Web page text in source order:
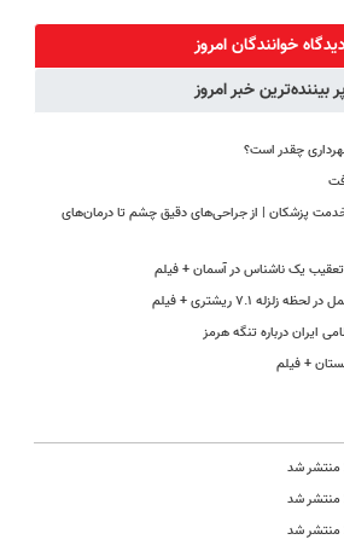
مقاوم |
قسطی
خوانندگان امروز
بیننده‌ترین خبر امروز
چقدر است؟
خدمت پزشکان | از جراحی‌های دقیق چشم تا درمان‌های
تعقیب یک ناشناس در آسمان + فیلم
۷.۱ ریشتری + فیلم
ایران درباره تنگه هرمز
+ فیلم